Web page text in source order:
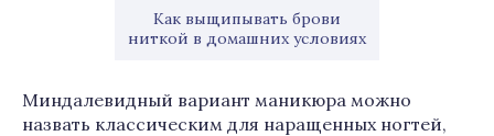
Как выщипывать брови
ниткой в домашних условиях
Миндалевидный вариант маникюра можно
назвать классическим для наращенных ногтей,